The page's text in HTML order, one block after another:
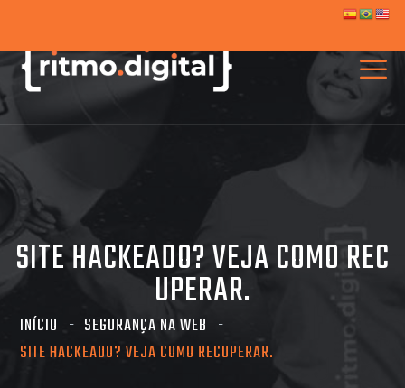
SITE HACKEADO? VEJA COMO REC
UPERAR.
INÍCIO
SEGURANÇA NA WEB
SITE HACKEADO? VEJA COMO RECUPERAR.